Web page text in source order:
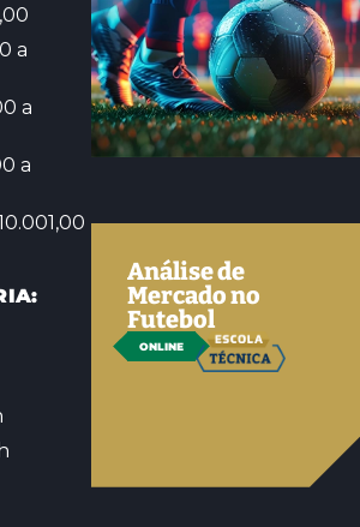
a
a
a
Análise de
Mercado no
Futebol
ONLINE